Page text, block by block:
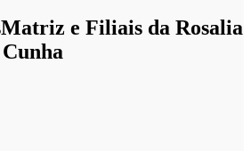
Matriz e Filiais da Rosalia